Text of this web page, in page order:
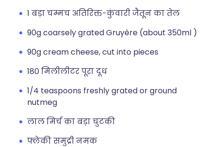
1 बड़ा चम्मच अतिरिक्त-कुंवारी जैतून का तेल
90g coarsely grated Gruyère (about 350ml )
90g cream cheese, cut into pieces
180 मिलीलीटर पूरा दूध
1/4 teaspoons freshly grated or ground
nutmeg
लाल मिर्च का बड़ा चुटकी
फ्लेकी समुद्री नमक